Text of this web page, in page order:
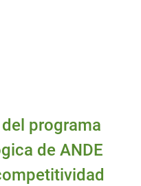
programa
de ANDE